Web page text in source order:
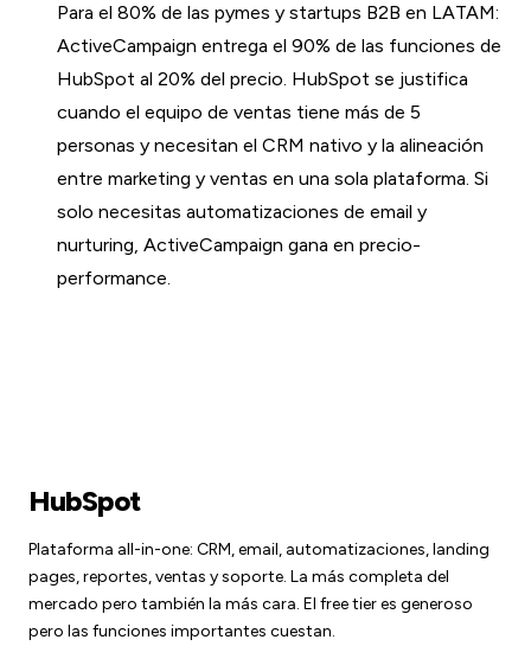
Para el 80% de las pymes y startups B2B en LATAM:
ActiveCampaign entrega el 90% de las funciones de
HubSpot al 20% del precio. HubSpot se justifica
cuando el equipo de ventas tiene más de 5
personas y necesitan el CRM nativo y la alineación
entre marketing y ventas en una sola plataforma. Si
solo necesitas automatizaciones de email y
nurturing, ActiveCampaign gana en precio-
performance.
HubSpot
Plataforma all-in-one: CRM, email, automatizaciones, landing
pages, reportes, ventas y soporte. La más completa del
mercado pero también la más cara. El free tier es generoso
pero las funciones importantes cuestan.